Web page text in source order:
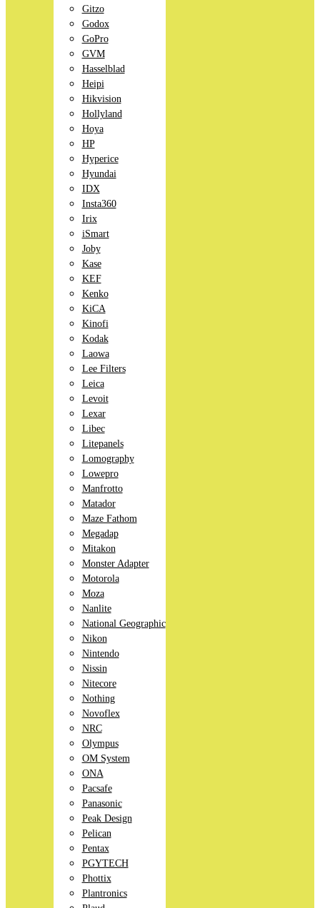
Gitzo
Godox
GoPro
GVM
Hasselblad
Heipi
Hikvision
Hollyland
Hoya
HP
Hyperice
Hyundai
IDX
Insta360
Irix
iSmart
Joby
Kase
KEF
Kenko
KiCA
Kinofi
Kodak
Laowa
Lee Filters
Leica
Levoit
Lexar
Libec
Litepanels
Lomography
Lowepro
Manfrotto
Matador
Maze Fathom
Megadap
Mitakon
Monster Adapter
Motorola
Moza
Nanlite
National Geographic
Nikon
Nintendo
Nissin
Nitecore
Nothing
Novoflex
NRC
Olympus
OM System
ONA
Pacsafe
Panasonic
Peak Design
Pelican
Pentax
PGYTECH
Phottix
Plantronics